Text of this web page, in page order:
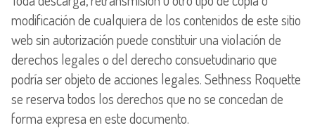
modificación de cualquiera de los contenidos de este sitio
web sin autorización puede constituir una violación de
derechos legales o del derecho consuetudinario que
podría ser objeto de acciones legales. Sethness Roquette
se reserva todos los derechos que no se concedan de
forma expresa en este documento.